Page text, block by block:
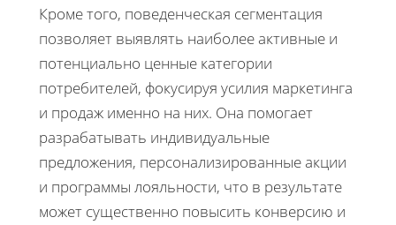
Кроме того, поведенческая сегментация
позволяет выявлять наиболее активные и
потенциально ценные категории
потребителей, фокусируя усилия маркетинга
и продаж именно на них. Она помогает
разрабатывать индивидуальные
предложения, персонализированные акции
и программы лояльности, что в результате
может существенно повысить конверсию и